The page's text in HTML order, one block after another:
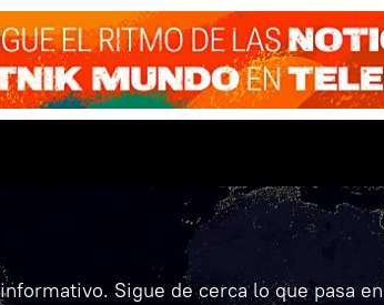
Sigue de cerca lo que pasa en